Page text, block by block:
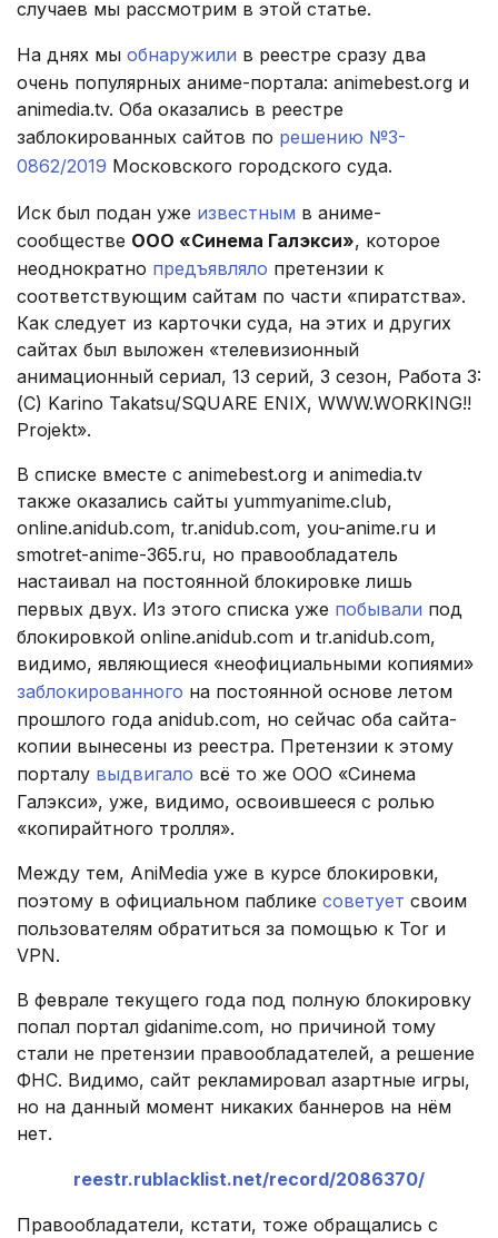
случаев мы рассмотрим в этой статье.
На днях мы обнаружили в реестре сразу два
очень популярных аниме-портала: animebest.org и
animedia.tv. Оба оказались в реестре
заблокированных сайтов по решению №3-
0862/2019 Московского городского суда.
Иск был подан уже известным в аниме-
сообществе ООО «Синема Галэкси», которое
неоднократно предъявляло претензии к
соответствующим сайтам по части «пиратства».
Как следует из карточки суда, на этих и других
сайтах был выложен «телевизионный
анимационный сериал, 13 серий, 3 сезон, Работа 3:
(C) Karino Takatsu/SQUARE ENIX, WWW.WORKING!!
Projekt».
В списке вместе с animebest.org и animedia.tv
также оказались сайты yummyanime.club,
online.anidub.com, tr.anidub.com, you-anime.ru и
smotret-anime-365.ru, но правообладатель
настаивал на постоянной блокировке лишь
первых двух. Из этого списка уже побывали под
блокировкой online.anidub.com и tr.anidub.com,
видимо, являющиеся «неофициальными копиями»
заблокированного на постоянной основе летом
прошлого года anidub.com, но сейчас оба сайта-
копии вынесены из реестра. Претензии к этому
порталу выдвигало всё то же ООО «Синема
Галэкси», уже, видимо, освоившееся с ролью
«копирайтного тролля».
Между тем, AniMedia уже в курсе блокировки,
поэтому в официальном паблике советует своим
пользователям обратиться за помощью к Tor и
VPN.
В феврале текущего года под полную блокировку
попал портал gidanime.com, но причиной тому
стали не претензии правообладателей, а решение
ФНС. Видимо, сайт рекламировал азартные игры,
но на данный момент никаких баннеров на нём
нет.
reestr.rublacklist.net/record/2086370/
Правообладатели, кстати, тоже обращались с